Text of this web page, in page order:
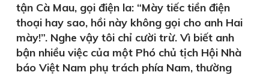
tận Cà Mau, gọi điện la: “Mày tiếc tiền điện
thoại hay sao, hồi này không gọi cho anh Hai
mày!”. Nghe vậy tôi chỉ cười trừ. Vì biết anh
bận nhiều việc của một Phó chủ tịch Hội Nhà
báo Việt Nam phụ trách phía Nam, thường